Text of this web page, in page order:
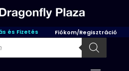
és Fizetés Fiókom/Regisztráció